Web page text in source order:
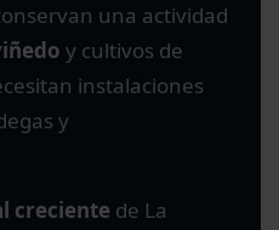
una actividad
y cultivos de
instalaciones
y
creciente de La